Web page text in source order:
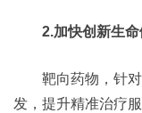
2.加快创新生命
靶向药物，针对
发，提升精准治疗